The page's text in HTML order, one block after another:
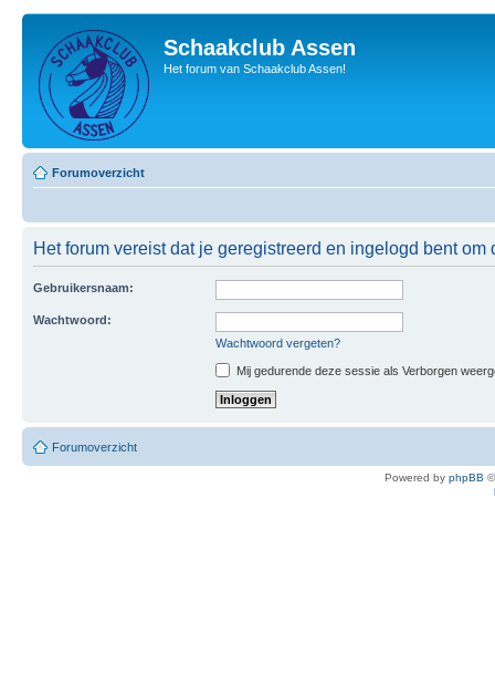
Schaakclub Assen
Het forum van Schaakclub Assen!
Forumoverzicht
Het forum vereist dat je geregistreerd en ingelogd bent
Gebruikersnaam:
Wachtwoord:
Wachtwoord vergeten?
Mij gedurende deze sessie als Verborgen
Forumoverzicht
Powered by phpBB